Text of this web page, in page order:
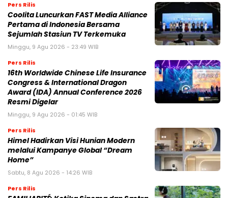
Pers Rilis
Coolita Luncurkan FAST Media Alliance
Pertama di Indonesia Bersama
Sejumlah Stasiun TV Terkemuka
Minggu, 9 Agu 2026 - 23:49 WIB
Pers Rilis
16th Worldwide Chinese Life Insurance
Congress & International Dragon
Award (IDA) Annual Conference 2026
Resmi Digelar
Minggu, 9 Agu 2026 - 01:45 WIB
Pers Rilis
Himel Hadirkan Visi Hunian Modern
melalui Kampanye Global “Dream
Home”
Sabtu, 8 Agu 2026 - 14:26 WIB
Pers Rilis